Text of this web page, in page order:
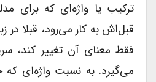
ترکیب یا واژه‌ای که برای
قبل‌اش به کار می‌رود، قبلا در
فقط معنای آن تغییر کند،
می‌گیرد. به نسبت واژه‌ای که